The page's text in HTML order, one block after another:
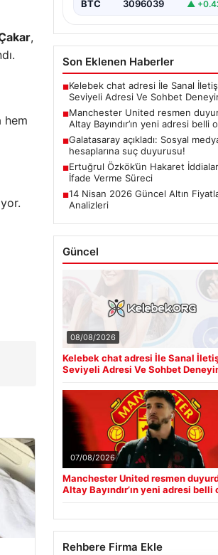
,
hem
BTC 3096039 ▲
Son Eklenen Haberler
■Kelebek chat adresi İle Sanal
Seviyeli Adresi Ve Sohbet
■Manchester United resmen
Altay Bayındır’ın yeni adresi belli
■Galatasaray açıkladı: Sosyal
hesaplarına suç duyurusu!
■Ertuğrul Özkök’ün Hakaret
İfade Verme Süreci
■14 Nisan 2026 Güncel Altın
Analizleri
Güncel
08/08/2026
Kelebek chat adresi İle Sanal
Seviyeli Adresi Ve Sohbet
07/08/2026
Manchester United resmen
Altay Bayındır’ın yeni adresi belli
Rehbere Firma Ekle